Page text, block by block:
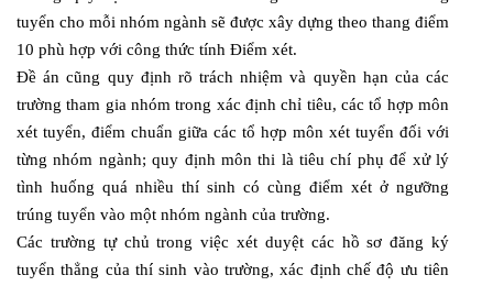
tuyển cho mỗi nhóm ngành sẽ được xây dựng theo thang điểm
10 phù hợp với công thức tính Điểm xét.
Đề án cũng quy định rõ trách nhiệm và quyền hạn của các
trường tham gia nhóm trong xác định chỉ tiêu, các tổ hợp môn
xét tuyển, điểm chuẩn giữa các tổ hợp môn xét tuyển đối với
từng nhóm ngành; quy định môn thi là tiêu chí phụ để xử lý
tình huống quá nhiều thí sinh có cùng điểm xét ở ngưỡng
trúng tuyển vào một nhóm ngành của trường.
Các trường tự chủ trong việc xét duyệt các hồ sơ đăng ký
tuyển thẳng của thí sinh vào trường, xác định chế độ ưu tiên